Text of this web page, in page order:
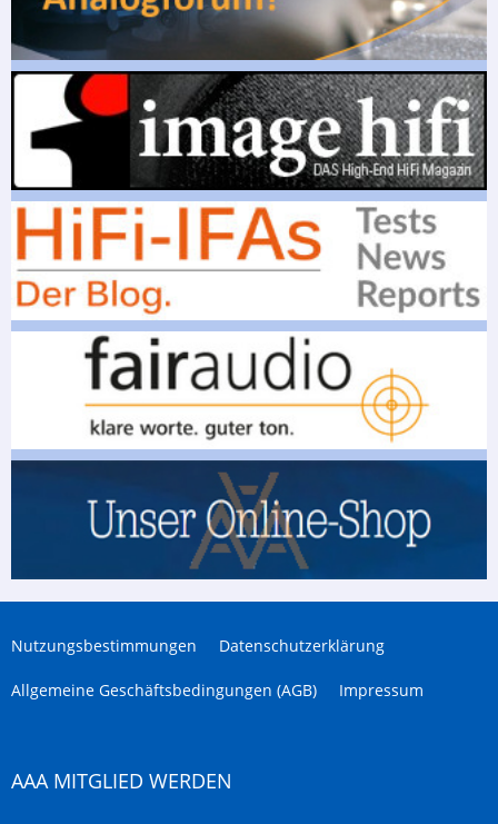
Nutzungsbestimmungen Datenschutzerklärung
Allgemeine Geschäftsbedingungen (AGB) Impressum
AAA MITGLIED WERDEN